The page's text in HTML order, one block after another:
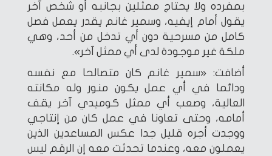
بمفرده ولا يحتاج ممثلين بجانبه أو شخص آخر
يقول أمام إيفيه، وسمير غانم يقدر يعمل فصل
كامل من مسرحية دون أي تدخل من أحد، وهي
ملكة غير موجودة لدى أي ممثل آخر».
أضافت: «سمير غانم كان متصالحا مع نفسه
ودائما في أي عمل يكون منور وله مكانته
العالية، وصعب أي ممثل كوميدي آخر يقف
أمامه، وحتى تعاونا في عمل كان من إنتاجي
ووجدت أجره قليل جدا عكس المساعدين الذين
يعملون معه، وعندما تحدثت معه إن الرقم ليس